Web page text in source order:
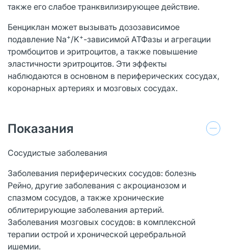
также его слабое транквилизирующее действие.
Бенциклан может вызывать дозозависимое
подавление Na+/K+-зависимой АТФазы и агрегации
тромбоцитов и эритроцитов, а также повышение
эластичности эритроцитов. Эти эффекты
наблюдаются в основном в периферических сосудах,
коронарных артериях и мозговых сосудах.
Показания
Сосудистые заболевания
Заболевания периферических сосудов: болезнь
Рейно, другие заболевания с акроцианозом и
спазмом сосудов, а также хронические
облитерирующие заболевания артерий.
Заболевания мозговых сосудов: в комплексной
терапии острой и хронической церебральной
ишемии.